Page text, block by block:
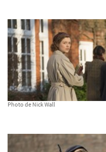
Photo de Nick Wall